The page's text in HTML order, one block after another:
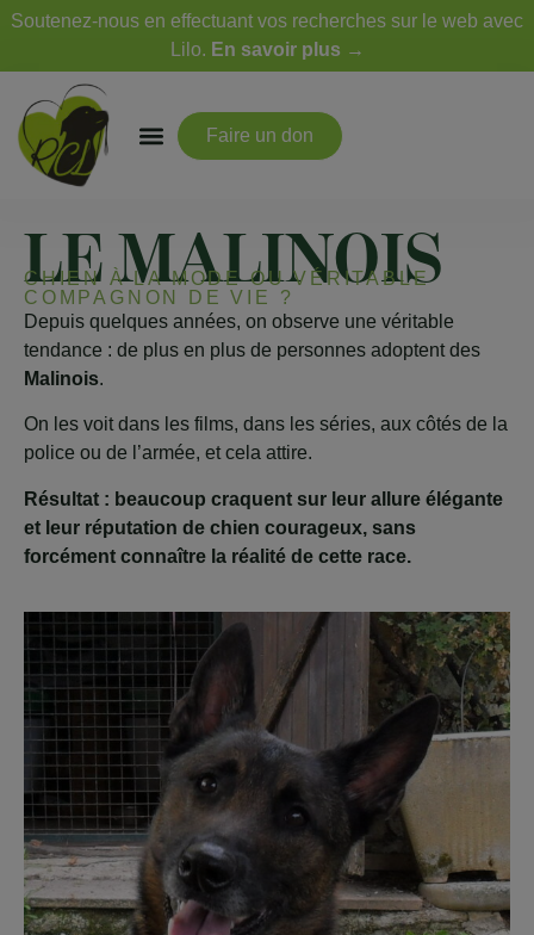
Soutenez-nous en effectuant vos recherches sur le web avec
Lilo. En savoir plus →
Faire un don
LE MALINOIS
CHIEN À LA MODE OU VÉRITABLE
COMPAGNON DE VIE ?
Depuis quelques années, on observe une véritable
tendance : de plus en plus de personnes adoptent des
Malinois.
On les voit dans les films, dans les séries, aux côtés de la
police ou de l’armée, et cela attire.
Résultat : beaucoup craquent sur leur allure élégante
et leur réputation de chien courageux, sans
forcément connaître la réalité de cette race.